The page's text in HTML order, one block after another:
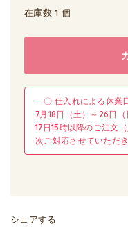
在庫数 1 個
━〇 仕入れによる休業
7月18日（土）～26日
17日15時以降のご注文
次ご対応させていただき
シェアする